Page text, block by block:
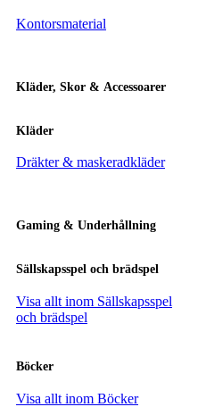
Kontorsmaterial
Kläder, Skor & Accessoarer
Kläder
Dräkter & maskeradkläder
Gaming & Underhållning
Sällskapsspel och brädspel
Visa allt inom Sällskapsspel
och brädspel
Böcker
Visa allt inom Böcker